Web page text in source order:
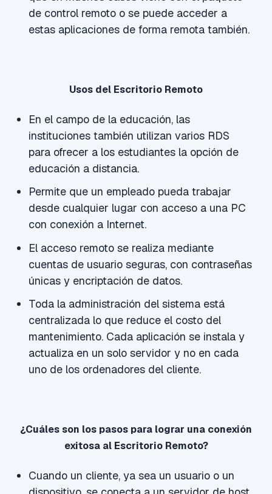
de control remoto o se puede acceder a
estas aplicaciones de forma remota también.
Usos del Escritorio Remoto
En el campo de la educación, las
instituciones también utilizan varios RDS
para ofrecer a los estudiantes la opción de
educación a distancia.
Permite que un empleado pueda trabajar
desde cualquier lugar con acceso a una PC
con conexión a Internet.
El acceso remoto se realiza mediante
cuentas de usuario seguras, con contraseñas
únicas y encriptación de datos.
Toda la administración del sistema está
centralizada lo que reduce el costo del
mantenimiento. Cada aplicación se instala y
actualiza en un solo servidor y no en cada
uno de los ordenadores del cliente.
¿Cuáles son los pasos para lograr una conexión
exitosa al Escritorio Remoto?
Cuando un cliente, ya sea un usuario o un